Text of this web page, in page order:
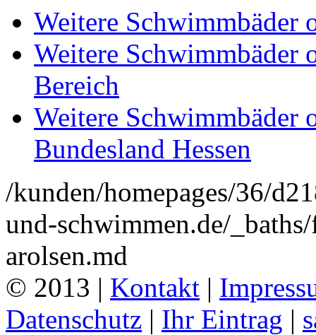
Weitere Schwimmbäder
Weitere Schwimmbäder
Bereich
Weitere Schwimmbäder
Bundesland Hessen
/kunden/homepages/36/
und-schwimmen.de/
arolsen.md
© 2013 | Kontakt |
Datenschutz | Ihr Eintrag |